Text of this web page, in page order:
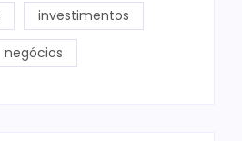
investimentos
negócios